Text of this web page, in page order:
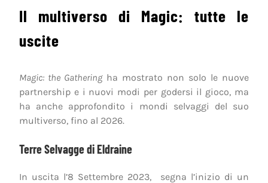
Il multiverso di Magic: tutte le
uscite
Magic: the Gatheringha mostrato non solo le nuove
partnership e i nuovi modi per godersi il gioco, ma
ha anche approfondito i mondi selvaggi del suo
multiverso, fino al 2026.
Terre Selvagge di Eldraine
In uscita l’8 Settembre 2023, segna l’inizio di un